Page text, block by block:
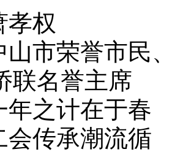
孝权
山市荣誉市民
联名誉主席
年之计在于春
会传承潮流循